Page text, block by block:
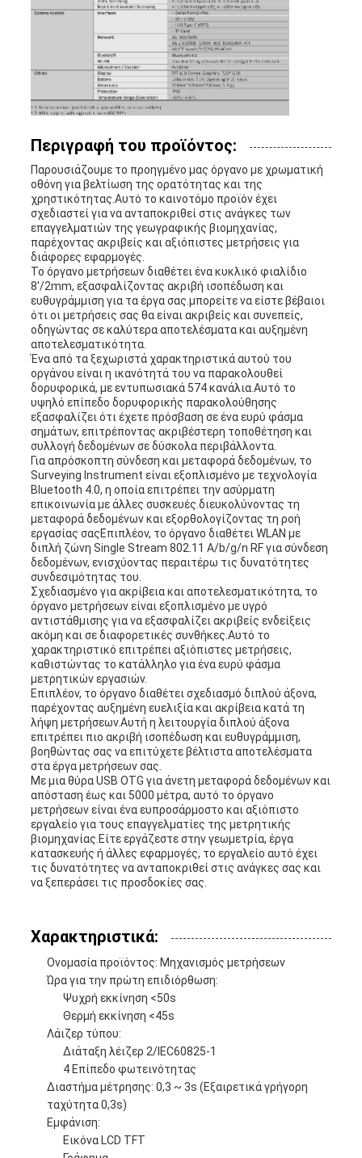
Περιγραφή του προϊόντος:
Παρουσιάζουμε το προηγμένο μας όργανο με χρωματική
οθόνη για βελτίωση της ορατότητας και της
χρηστικότητας.Αυτό το καινοτόμο προϊόν έχει
σχεδιαστεί για να ανταποκριθεί στις ανάγκες των
επαγγελματιών της γεωγραφικής βιομηχανίας,
παρέχοντας ακριβείς και αξιόπιστες μετρήσεις για
διάφορες εφαρμογές.
Το όργανο μετρήσεων διαθέτει ένα κυκλικό φιαλίδιο
8'/2mm, εξασφαλίζοντας ακριβή ισοπέδωση και
ευθυγράμμιση για τα έργα σας.μπορείτε να είστε βέβαιοι
ότι οι μετρήσεις σας θα είναι ακριβείς και συνεπείς,
οδηγώντας σε καλύτερα αποτελέσματα και αυξημένη
αποτελεσματικότητα.
Ένα από τα ξεχωριστά χαρακτηριστικά αυτού του
οργάνου είναι η ικανότητά του να παρακολουθεί
δορυφορικά, με εντυπωσιακά 574 κανάλια.Αυτό το
υψηλό επίπεδο δορυφορικής παρακολούθησης
εξασφαλίζει ότι έχετε πρόσβαση σε ένα ευρύ φάσμα
σημάτων, επιτρέποντας ακριβέστερη τοποθέτηση και
συλλογή δεδομένων σε δύσκολα περιβάλλοντα.
Για απρόσκοπτη σύνδεση και μεταφορά δεδομένων, το
Surveying Instrument είναι εξοπλισμένο με τεχνολογία
Bluetooth 4.0, η οποία επιτρέπει την ασύρματη
επικοινωνία με άλλες συσκευές.διευκολύνοντας τη
μεταφορά δεδομένων και εξορθολογίζοντας τη ροή
εργασίας σαςΕπιπλέον, το όργανο διαθέτει WLAN με
διπλή ζώνη Single Stream 802.11 A/b/g/n RF για σύνδεση
δεδομένων, ενισχύοντας περαιτέρω τις δυνατότητες
συνδεσιμότητας του.
Σχεδιασμένο για ακρίβεια και αποτελεσματικότητα, το
όργανο μετρήσεων είναι εξοπλισμένο με υγρό
αντιστάθμισης για να εξασφαλίζει ακριβείς ενδείξεις
ακόμη και σε διαφορετικές συνθήκες.Αυτό το
χαρακτηριστικό επιτρέπει αξιόπιστες μετρήσεις,
καθιστώντας το κατάλληλο για ένα ευρύ φάσμα
μετρητικών εργασιών.
Επιπλέον, το όργανο διαθέτει σχεδιασμό διπλού άξονα,
παρέχοντας αυξημένη ευελιξία και ακρίβεια κατά τη
λήψη μετρήσεων.Αυτή η λειτουργία διπλού άξονα
επιτρέπει πιο ακριβή ισοπέδωση και ευθυγράμμιση,
βοηθώντας σας να επιτύχετε βέλτιστα αποτελέσματα
στα έργα μετρήσεων σας.
Με μια θύρα USB OTG για άνετη μεταφορά δεδομένων και
απόσταση έως και 5000 μέτρα, αυτό το όργανο
μετρήσεων είναι ένα ευπροσάρμοστο και αξιόπιστο
εργαλείο για τους επαγγελματίες της μετρητικής
βιομηχανίας.Είτε εργάζεστε στην γεωμετρία, έργα
κατασκευής ή άλλες εφαρμογές, το εργαλείο αυτό έχει
τις δυνατότητες να ανταποκριθεί στις ανάγκες σας και
να ξεπεράσει τις προσδοκίες σας.
Χαρακτηριστικά:
Ονομασία προϊόντος: Μηχανισμός μετρήσεων
Ώρα για την πρώτη επιδιόρθωση:
Ψυχρή εκκίνηση <50s
Θερμή εκκίνηση <45s
Λάιζερ τύπου:
Διάταξη λέιζερ 2/IEC60825-1
4 Επίπεδο φωτεινότητας
Διαστήμα μέτρησης: 0,3 ~ 3s (Εξαιρετικά γρήγορη
ταχύτητα 0,3s)
Εμφάνιση:
Εικόνα LCD TFT